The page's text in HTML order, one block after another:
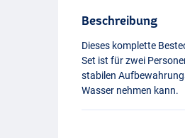
Beschreibung
Dieses komplette
Set ist für zwei
stabilen
Wasser nehmen kann.